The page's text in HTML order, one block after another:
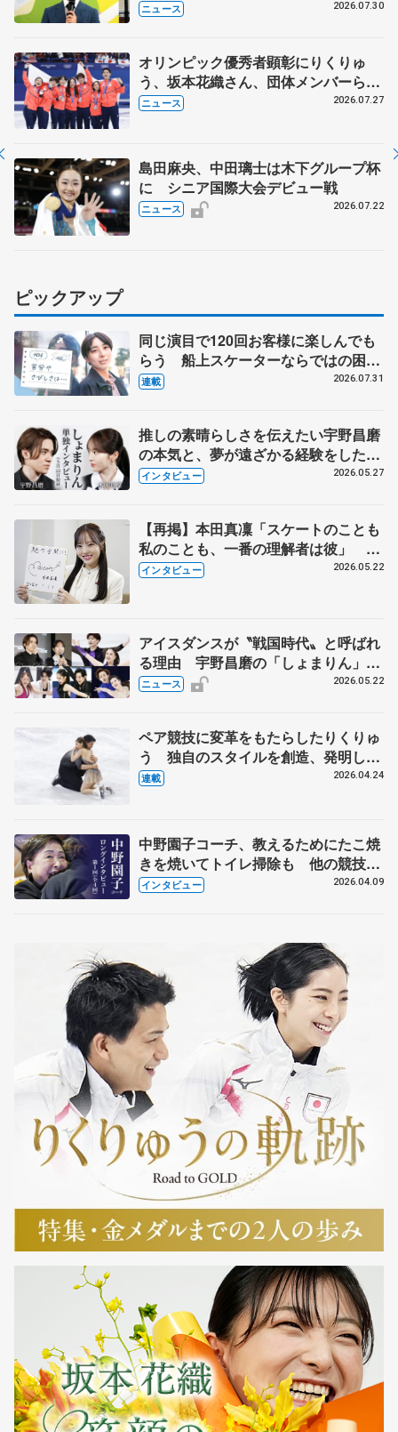
ージャンプに挑戦も？
ニュース 2026.07.30
オリンピック優秀者顕彰にりくりゅ
う、坂本花織さん、団体メンバーら
8月7日に文科省が表彰式、ブルーノ・
ニュース 2026.07.27
島田麻央、中田璃士は木下グループ杯
に シニア国際大会デビュー戦
ニュース 2026.07.22
ピックアップ
同じ演目で120回お客様に楽しんでも
らう 船上スケーターならではの困難
とは 影響あったPIW前キャプテン松
連載 2026.07.31
推しの素晴らしさを伝えたい宇野昌磨
の本気と、夢が遠ざかる経験をした本
田真凜の覚悟
インタビュー 2026.05.27
【再掲】本田真凜「スケートのことも
私のことも、一番の理解者は彼」 引
退時の単独インタビューで語った競技
インタビュー 2026.05.22
アイスダンスが〝戦国時代〟と呼ばれ
る理由 宇野昌磨の「しょまりん」ら
実力者が相次いで参戦 国内の競争激
ニュース 2026.05.22
ペア競技に変革をもたらしたりくりゅ
う 独自のスタイルを創造、発明した
【引退発表後②】
連載 2026.04.24
中野園子コーチ、教えるためにたこ焼
きを焼いてトイレ掃除も 他の競技に
も通用するという坂本花織の筋肉
インタビュー 2026.04.09